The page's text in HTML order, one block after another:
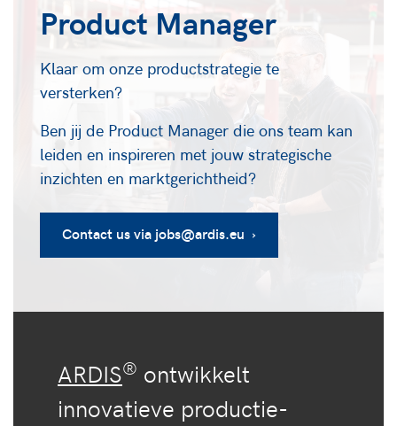
Product Manager
Klaar om onze productstrategie te
versterken?
Ben jij de Product Manager die ons team kan
leiden en inspireren met jouw strategische
inzichten en marktgerichtheid?
Contact us via jobs@ardis.eu ›
ARDIS® ontwikkelt
innovatieve productie-